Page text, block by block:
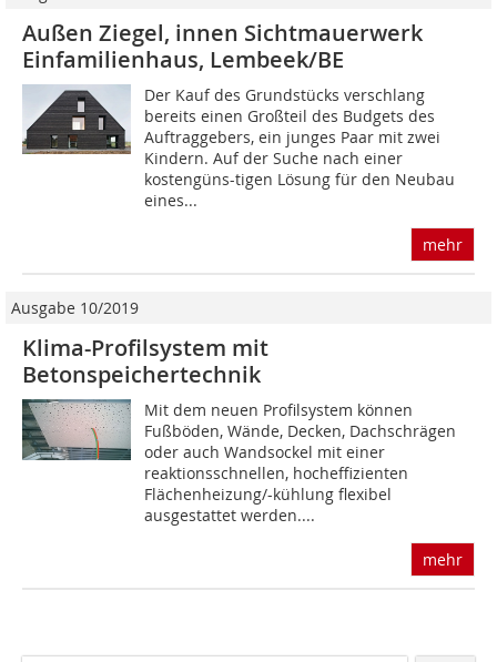
Außen Ziegel, innen Sichtmauerwerk
Einfamilienhaus, Lembeek/BE
Der Kauf des Grundstücks verschlang
bereits einen Großteil des Budgets des
Auftraggebers, ein junges Paar mit zwei
Kindern. Auf der Suche nach einer
kostengüns-tigen Lösung für den Neubau
eines...
mehr
Ausgabe 10/2019
Klima-Profilsystem mit
Betonspeichertechnik
Mit dem neuen Profilsystem können
Fußböden, Wände, Decken, Dachschrägen
oder auch Wandsockel mit einer
reaktionsschnellen, hocheffizienten
Flächenheizung/-kühlung flexibel
ausgestattet werden....
mehr